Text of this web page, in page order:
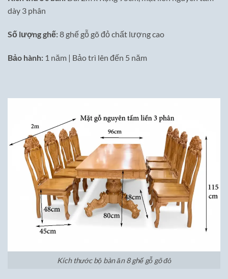
dày 3 phân
Số lượng ghế:8 ghế gỗ gõ đỏ chất lượng cao
Bảo hành: 1 năm | Bảo trì lên đến 5 năm
Kích thước bộ bàn ăn 8 ghế gỗ gõ đỏ